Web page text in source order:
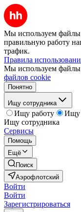
Мы используем файлы
правильную работу
трафик.
Правила
Мы используем файлы
файлов cookie
Понятно
Ищу сотрудника
Ищу работу
Ищу
Ищу сотрудника
Сервисы
Помощь
Ещё
Поиск
Аэрофлотский
Войти
Войти
Зарегистрироваться